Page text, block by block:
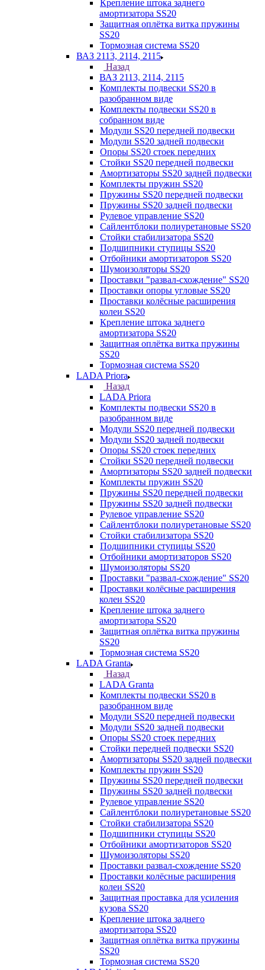
Крепление штока заднего
амортизатора SS20
Защитная оплётка витка пружины
SS20
Тормозная система SS20
ВАЗ 2113, 2114, 2115
Назад
ВАЗ 2113, 2114, 2115
Комплекты подвески SS20 в
разобранном виде
Комплекты подвески SS20 в
собранном виде
Модули SS20 передней подвески
Модули SS20 задней подвески
Опоры SS20 стоек передних
Стойки SS20 передней подвески
Амортизаторы SS20 задней подвески
Комплекты пружин SS20
Пружины SS20 передней подвески
Пружины SS20 задней подвески
Рулевое управление SS20
Сайлентблоки полиуретановые SS20
Стойки стабилизатора SS20
Подшипники ступицы SS20
Отбойники амортизаторов SS20
Шумоизоляторы SS20
Проставки "развал-схождение" SS20
Проставки опоры угловые SS20
Проставки колёсные расширения
колеи SS20
Крепление штока заднего
амортизатора SS20
Защитная оплётка витка пружины
SS20
Тормозная система SS20
LADA Priora
Назад
LADA Priora
Комплекты подвески SS20 в
разобранном виде
Модули SS20 передней подвески
Модули SS20 задней подвески
Опоры SS20 стоек передних
Стойки SS20 передней подвески
Амортизаторы SS20 задней подвески
Комплекты пружин SS20
Пружины SS20 передней подвески
Пружины SS20 задней подвески
Рулевое управление SS20
Сайлентблоки полиуретановые SS20
Стойки стабилизатора SS20
Подшипники ступицы SS20
Отбойники амортизаторов SS20
Шумоизоляторы SS20
Проставки "развал-схождение" SS20
Проставки колёсные расширения
колеи SS20
Крепление штока заднего
амортизатора SS20
Защитная оплётка витка пружины
SS20
Тормозная система SS20
LADA Granta
Назад
LADA Granta
Комплекты подвески SS20 в
разобранном виде
Модули SS20 передней подвески
Модули SS20 задней подвески
Опоры SS20 стоек передних
Стойки передней подвески SS20
Амортизаторы SS20 задней подвески
Комплекты пружин SS20
Пружины SS20 передней подвески
Пружины SS20 задней подвески
Рулевое управление SS20
Сайлентблоки полиуретановые SS20
Стойки стабилизатора SS20
Подшипники ступицы SS20
Отбойники амортизаторов SS20
Шумоизоляторы SS20
Проставки развал-схождение SS20
Проставки колёсные расширения
колеи SS20
Защитная проставка для усиления
кузова SS20
Крепление штока заднего
амортизатора SS20
Защитная оплётка витка пружины
SS20
Тормозная система SS20